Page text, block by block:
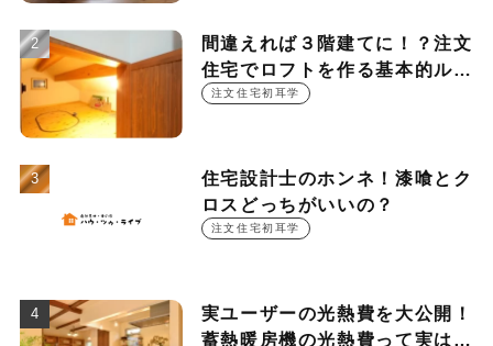
間違えれば３階建てに！？注文
住宅でロフトを作る基本的ルー
ル注文住宅初耳学
住宅設計士のホンネ！漆喰とク
ロスどっちがいいの？
注文住宅初耳学
実ユーザーの光熱費を大公開！
蓄熱暖房機の光熱費って実は